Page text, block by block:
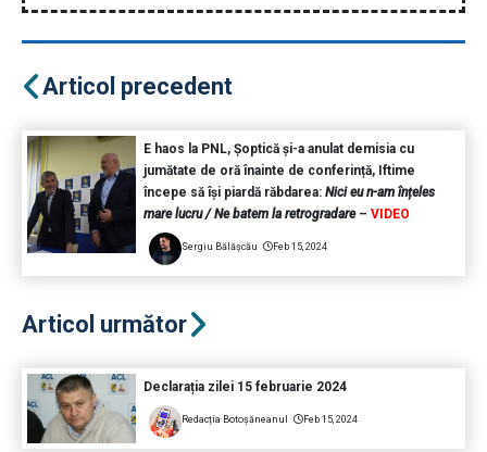
Articol precedent
E haos la PNL, Șoptică și-a anulat demisia cu
jumătate de oră înainte de conferință, Iftime
începe să își piardă răbdarea: Nici eu n-am înțeles
mare lucru / Ne batem la retrogradare – VIDEO
Sergiu Bălășcău Feb 15, 2024
Articol următor
Declarația zilei 15 februarie 2024
Redacția Botoșăneanul Feb 15, 2024